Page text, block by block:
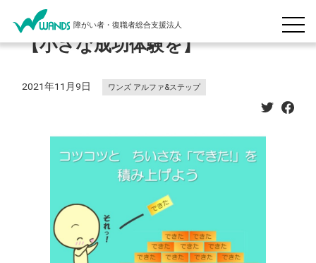
障がい者・復職者総合支援法人
【小さな成功体験を】
2021年11月9日 ワンズ アルファ&ステップ